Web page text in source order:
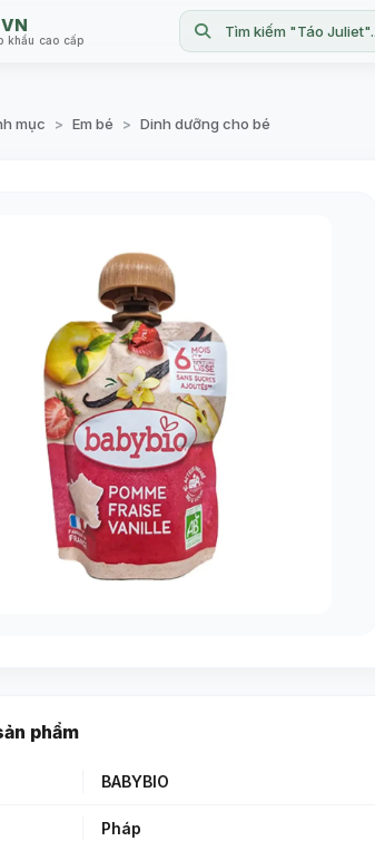
khẩu cao cấp Tìm kiếm "Táo
mục > Em bé > Dinh dưỡng cho bé
phẩm
BABYBIO
Pháp